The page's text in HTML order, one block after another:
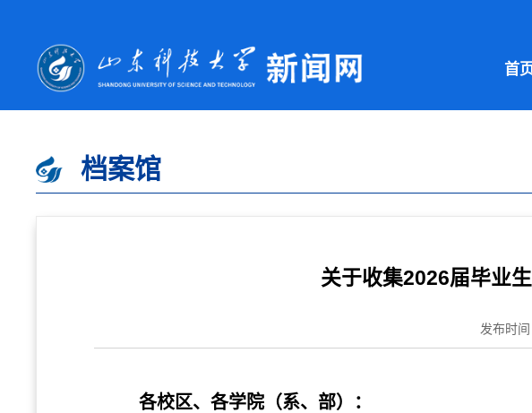
首
档案馆
关于收集2026届毕业
发布时
各校区、各学院（系、部）：